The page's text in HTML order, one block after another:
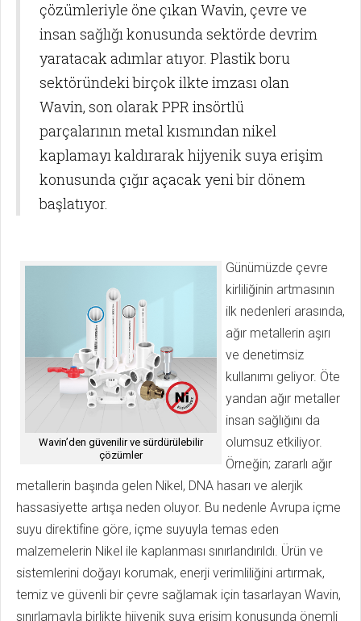
çözümleriyle öne çıkan Wavin, çevre ve
insan sağlığı konusunda sektörde devrim
yaratacak adımlar atıyor. Plastik boru
sektöründeki birçok ilkte imzası olan
Wavin, son olarak PPR insörtlü
parçalarının metal kısmından nikel
kaplamayı kaldırarak hijyenik suya erişim
konusunda çığır açacak yeni bir dönem
başlatıyor.
Wavin’den güvenilir ve sürdürülebilir
çözümler
Günümüzde çevre
kirliliğinin artmasının
ilk nedenleri arasında,
ağır metallerin aşırı
ve denetimsiz
kullanımı geliyor. Öte
yandan ağır metaller
insan sağlığını da
olumsuz etkiliyor.
Örneğin; zararlı ağır
metallerin başında gelen Nikel, DNA hasarı ve alerjik
hassasiyette artışa neden oluyor. Bu nedenle Avrupa içme
suyu direktifine göre, içme suyuyla temas eden
malzemelerin Nikel ile kaplanması sınırlandırıldı. Ürün ve
sistemlerini doğayı korumak, enerji verimliliğini artırmak,
temiz ve güvenli bir çevre sağlamak için tasarlayan Wavin,
sınırlamayla birlikte hijyenik suya erişim konusunda önemli